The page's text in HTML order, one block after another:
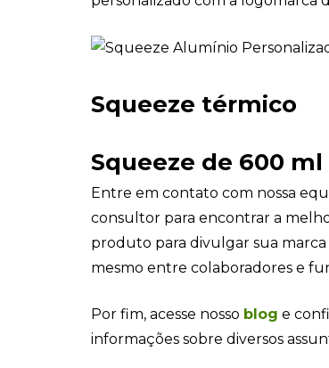
Squeeze térmico
Squeeze de 600 ml
Entre em contato com nossa
consultor para encontrar a
produto para divulgar sua
mesmo entre colaboradores e
Por fim, acesse nosso blog e
informações sobre diversos